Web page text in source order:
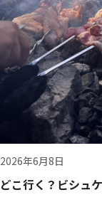
2026年6月8日
どこ行く？ビシュ